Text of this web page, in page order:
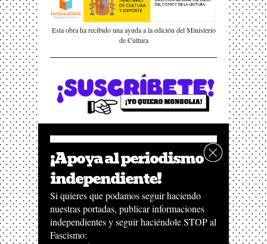
Esta obra ha recibido una ayuda a la edición del Ministerio
de Cultura
¡Apoya al periodismo
independiente!
Si quieres que podamos seguir haciendo
nuestras portadas, publicar informaciones
independientes y seguir haciéndole STOP al
Fascismo: